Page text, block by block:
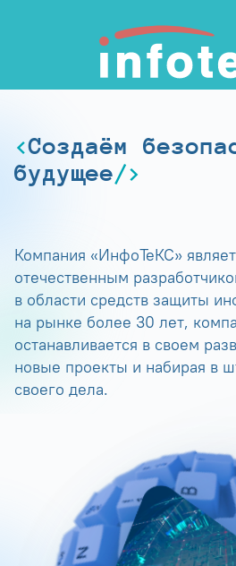
Создаём
будущее
Компания «ИнфоТеКС»
отечественным
в области средств защиты
на рынке более 30 лет,
останавливается в своем
новые проекты и набирая в
своего дела.